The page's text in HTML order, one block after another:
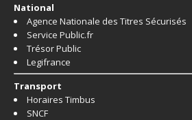
National
Agence Nationale des Titres Sécurisés
Service Public.fr
Trésor Public
Legifrance
Transport
Horaires Timbus
SNCF